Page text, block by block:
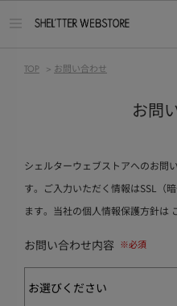
TOP > お問い合わせ
お問
シェルターウェブストアへのお問
す。ご入力いただく情報はSSL（
ます。当社の個人情報保護方針は
お問い合わせ内容